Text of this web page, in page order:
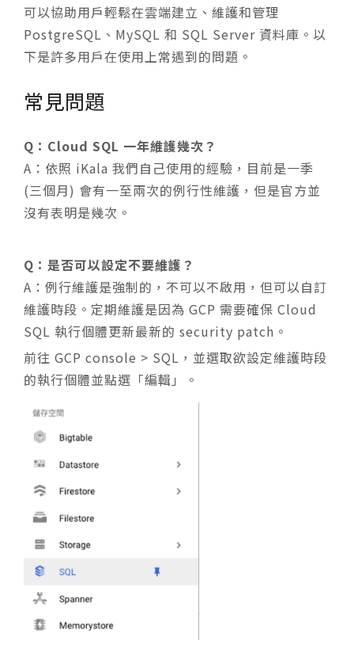
可以協助用戶輕鬆在雲端建立、維護和管理
PostgreSQL、MySQL 和 SQL Server 資料庫。以
下是許多用戶在使用上常遇到的問題。
常見問題
Q：Cloud SQL 一年維護幾次？
A：依照 iKala 我們自己使用的經驗，目前是一季
(三個月) 會有一至兩次的例行性維護，但是官方並
沒有表明是幾次。
Q：是否可以設定不要維護？
A：例行維護是強制的，不可以不啟用，但可以自訂
維護時段。定期維護是因為 GCP 需要確保 Cloud
SQL 執行個體更新最新的 security patch。
前往 GCP console > SQL，並選取欲設定維護時段
的執行個體並點選「編輯」 。